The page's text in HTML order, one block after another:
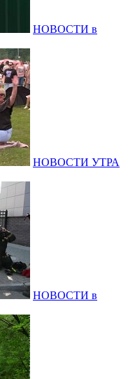
НОВОСТИ в
НОВОСТИ УТРА
НОВОСТИ в